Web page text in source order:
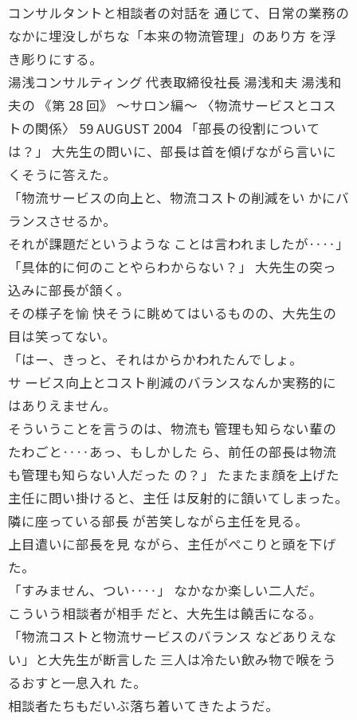
コンサルタントと相談者の対話を 通じて、日常の業務の
なかに埋没しがちな「本来の物流管理」のあり方 を浮
き彫りにする。
湯浅コンサルティング 代表取締役社長 湯浅和夫 湯浅和
夫の 《第 28 回》 〜サロン編〜 〈物流サービスとコス
トの関係〉 59 AUGUST 2004 「部長の役割について
は？」 大先生の問いに、部長は首を傾げながら言いに
くそうに答えた。
「物流サービスの向上と、物流コストの削減をい かにバ
ランスさせるか。
それが課題だというような ことは言われましたが‥‥」
「具体的に何のことやらわからない？」 大先生の突っ
込みに部長が頷く。
その様子を愉 快そうに眺めてはいるものの、大先生の
目は笑ってない。
「はー、きっと、それはからかわれたんでしょ。
サ ービス向上とコスト削減のバランスなんか実務的に
はありえません。
そういうことを言うのは、物流も 管理も知らない輩の
たわごと‥‥あっ、もしかした ら、前任の部長は物流
も管理も知らない人だった の？」 たまたま顔を上げた
主任に問い掛けると、主任 は反射的に頷いてしまった。
隣に座っている部長 が苦笑しながら主任を見る。
上目遣いに部長を見 ながら、主任がぺこりと頭を下げ
た。
「すみません、つい‥‥」 なかなか楽しい二人だ。
こういう相談者が相手 だと、大先生は饒舌になる。
「物流コストと物流サービスのバランス などありえな
い」と大先生が断言した 三人は冷たい飲み物で喉をう
るおすと一息入れ た。
相談者たちもだいぶ落ち着いてきたようだ。